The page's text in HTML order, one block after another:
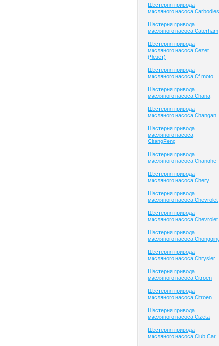
Шестерня привода
масляного насоса Carbodies
Шестерня привода
масляного насоса Caterham
Шестерня привода
масляного насоса Cezet
(Чезет)
Шестерня привода
масляного насоса Cf moto
Шестерня привода
масляного насоса Chana
Шестерня привода
масляного насоса Changan
Шестерня привода
масляного насоса
ChangFeng
Шестерня привода
масляного насоса Changhe
Шестерня привода
масляного насоса Chery
Шестерня привода
масляного насоса Chevrolet
Шестерня привода
масляного насоса Chevrolet
Шестерня привода
масляного насоса
Шестерня привода
масляного насоса Chrysler
Шестерня привода
масляного насоса Citroen
Шестерня привода
масляного насоса Citroen
Шестерня привода
масляного насоса Cizeta
Шестерня привода
масляного насоса Club Сar